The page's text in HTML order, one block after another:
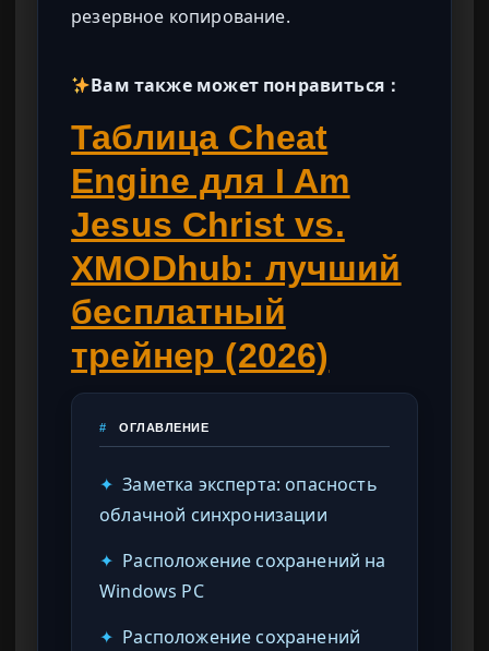
резервное копирование.
Вам также может понравиться：
Таблица Cheat
Engine для I Am
Jesus Christ vs.
XMODhub: лучший
бесплатный
трейнер (2026)
# ОГЛАВЛЕНИЕ
✦ Заметка эксперта: опасность
облачной синхронизации
✦ Расположение сохранений на
Windows PC
✦ Расположение сохранений